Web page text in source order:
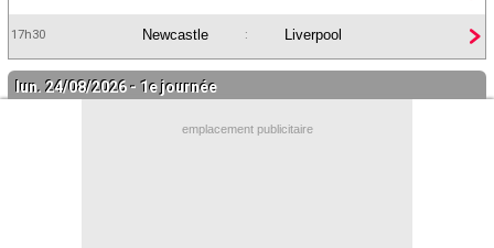
17h30 Newcastle : Liverpool
lun. 24/08/2026 - 1e journée
Fulham : Chelsea
emplacement publicitaire